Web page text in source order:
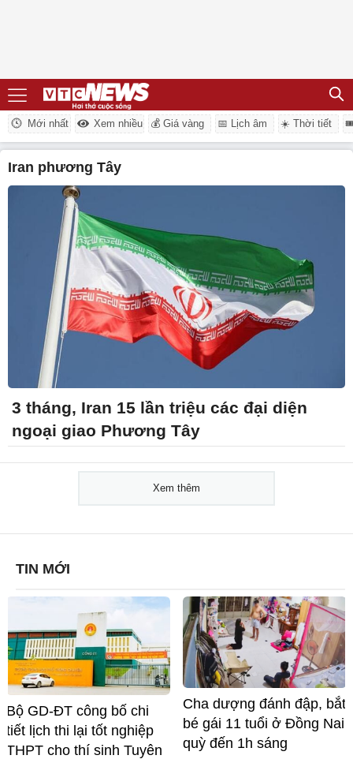
Mới nhất Xem nhiều 💰 Giá vàng 📅 Lịch âm ☀️ Thời tiết
Iran phương Tây
3 tháng, Iran 15 lần triệu các đại diện
ngoại giao Phương Tây
Xem thêm
TIN MỚI
Bộ GD-ĐT công bố chi
tiết lịch thi lại tốt nghiệp
THPT cho thí sinh Tuyên
Cha dượng đánh đập, bắt
bé gái 11 tuổi ở Đồng Nai
quỳ đến 1h sáng